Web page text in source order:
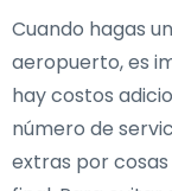
Cuando hagas
aeropuerto, es
hay costos
número de
extras por